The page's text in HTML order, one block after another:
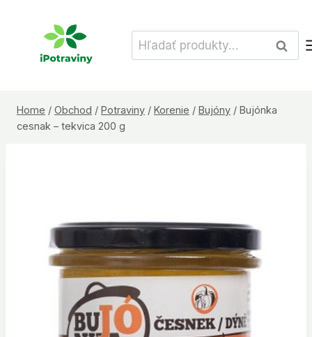
Hľadať:
Home / Obchod / Potraviny / Korenie / Bujóny / Bujónka
cesnak – tekvica 200 g